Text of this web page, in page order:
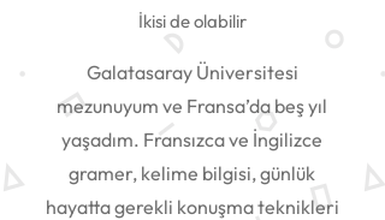
İkisi de olabilir
Galatasaray Üniversitesi
mezunuyum ve Fransa’da beş yıl
yaşadım. Fransızca ve İngilizce
gramer, kelime bilgisi, günlük
hayatta gerekli konuşma teknikleri